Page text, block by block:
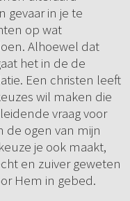
gevaar in je te
op wat
Alhoewel dat
het in de de
Een christen leeft
wil maken die
vraag voor
de ogen van mijn
je ook maakt,
en zuiver geweten
Hem in gebed.